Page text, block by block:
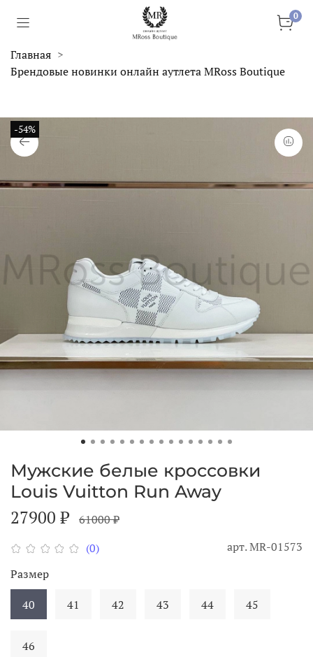
0
Главная
Брендовые новинки онлайн аутлета MRoss Boutique
-54%
(0) арт.MR-01573
Мужские белые кроссовки
Louis Vuitton Run Away
27900 ₽ 61000 ₽
Размер
40
41 42 43 44 45
46